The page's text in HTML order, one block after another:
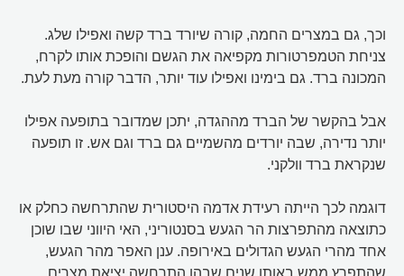
וכך, גם במצרים החמה, קורה שיורד ברד קשה ואפילו שלג.
צניחת הטמפרטורות מקפיאה את הגשם והופכת אותו לקרח,
המכונה ברד. גם בימינו ואפילו עוד יותר, הדבר קורה מעת לעת.
אבל בהקשר של הברד מההגדה, יתכן שמדובר בתופעה אפילו
יותר נדירה, שבה יורדים מהשמיים גם ברד וגם אש. זו תופעה
שנקראת ברד וולקני.
דוגמה לכך הייתה רעידת אדמה היסטורית שהתרחשה כחלק או
כתוצאה מהתפרצות הר הגעש בסנטוריני, האי היווני שבו שוכן
אחד מהרי הגעש הגדולים באירופה. ענן האפר מהר הגעש,
שהתפרץ ממש באותן שנים שבהן התרחשה יציאת מצרים,